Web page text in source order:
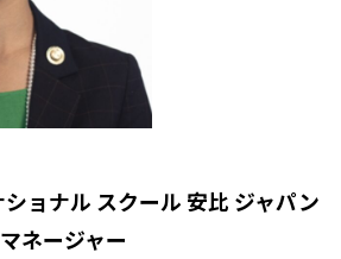
ョナル スクール 安比 ジャパン
ネージャー